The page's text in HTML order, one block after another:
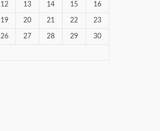
12 13 14 15 16
19 20 21 22 23
26 27 28 29 30